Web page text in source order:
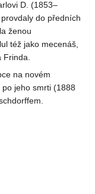
D. (1853–
do předních
ženou
též jako mecenáš,
na novém
jeho smrti (1888